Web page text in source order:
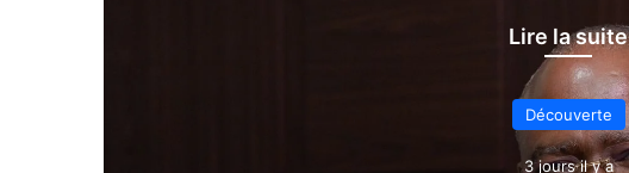
Lire la suite
Découverte
3 jours il y a